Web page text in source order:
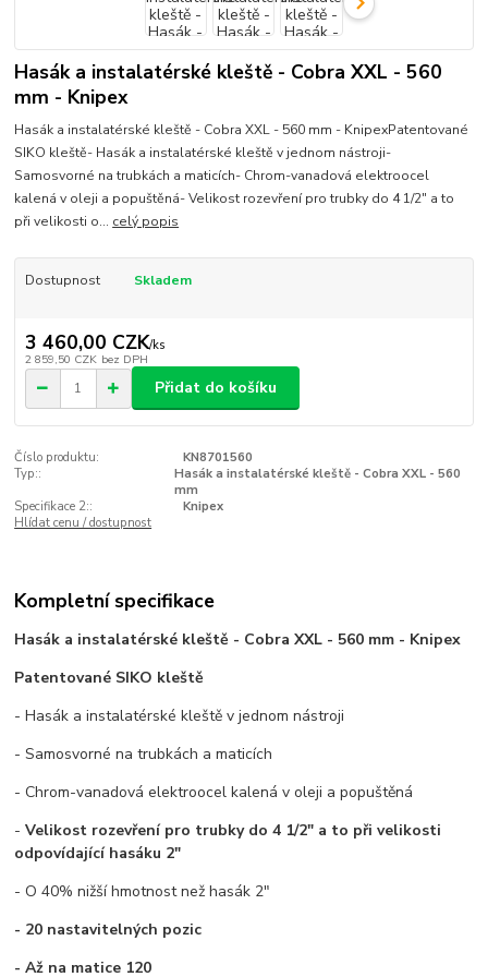
Hasák a instalatérské kleště - Cobra XXL - 560
mm - Knipex
Hasák a instalatérské kleště - Cobra XXL - 560 mm - KnipexPatentované
SIKO kleště- Hasák a instalatérské kleště v jednom nástroji-
Samosvorné na trubkách a maticích- Chrom-vanadová elektroocel
kalená v oleji a popuštěná- Velikost rozevření pro trubky do 4 1/2" a to
při velikosti o... celý popis
Dostupnost Skladem
3 460,00 CZK/ks
2 859,50 CZK bez DPH
Přidat do košíku
Číslo produktu:
KN8701560
Typ::
Hasák a instalatérské kleště - Cobra XXL - 560
mm
Specifikace 2::
Knipex
Hlídat cenu / dostupnost
Kompletní specifikace
Hasák a instalatérské kleště - Cobra XXL - 560 mm - Knipex
Patentované SIKO kleště
- Hasák a instalatérské kleště v jednom nástroji
- Samosvorné na trubkách a maticích
- Chrom-vanadová elektroocel kalená v oleji a popuštěná
- Velikost rozevření pro trubky do 4 1/2" a to při velikosti
odpovídající hasáku 2"
- O 40% nižší hmotnost než hasák 2"
- 20 nastavitelných pozic
- Až na matice 120